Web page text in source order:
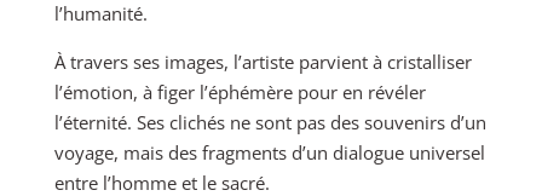
l’humanité.
À travers ses images, l’artiste parvient à cristalliser
l’émotion, à figer l’éphémère pour en révéler
l’éternité. Ses clichés ne sont pas des souvenirs d’un
voyage, mais des fragments d’un dialogue universel
entre l’homme et le sacré.